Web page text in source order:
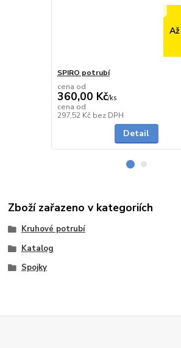
SPIRO potrubí
cena od
360,00 Kč/ks
cena od
297,52 Kč bez DPH
Detail
Zboží zařazeno v kategoriích
Kruhové potrubí
Katalog
Spojky